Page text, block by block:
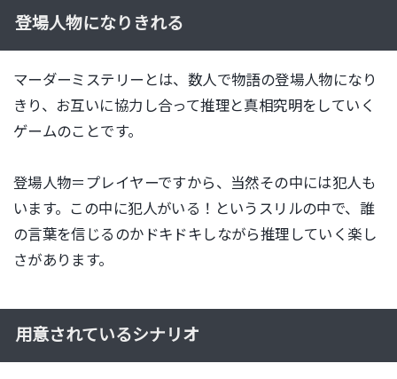
登場人物になりきれる
マーダーミステリーとは、数人で物語の登場人物になり
きり、お互いに協力し合って推理と真相究明をしていく
ゲームのことです。
登場人物＝プレイヤーですから、当然その中には犯人も
います。この中に犯人がいる！というスリルの中で、誰
の言葉を信じるのかドキドキしながら推理していく楽し
さがあります。
用意されているシナリオ